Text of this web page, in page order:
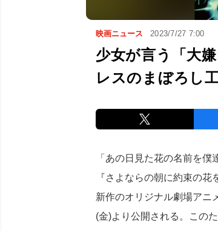
映画ニュース 2023/7/27 7:00
少女が言う「大
レスのまぼろし
「あの日見た花の名前を
『さよならの朝に約束の
新作のオリジナル劇場アニ
(金)より公開される。この